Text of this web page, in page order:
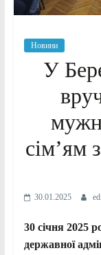
Новини
У
сім’ям
30.01.2025
30 січня 2025
державної